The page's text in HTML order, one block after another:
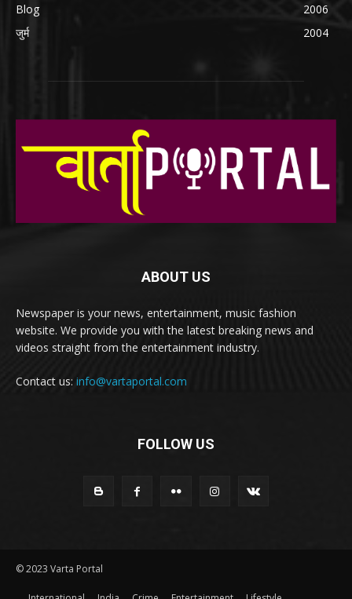
Blog
2006
जुर्म
2004
ABOUT US
Newspaper is your news, entertainment, music fashion
website. We provide you with the latest breaking news and
videos straight from the entertainment industry.
Contact us: info@vartaportal.com
FOLLOW US
© 2023 Varta Portal